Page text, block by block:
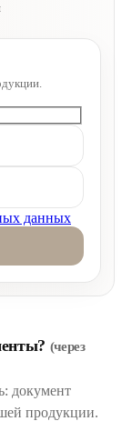
данных
(через
документ
продукции.